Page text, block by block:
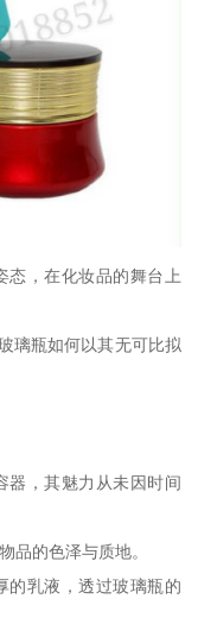
态，在化妆品的舞台上
璃瓶如何以其无可比拟
器，其魅力从未因时间
品的色泽与质地。
的乳液，透过玻璃瓶的